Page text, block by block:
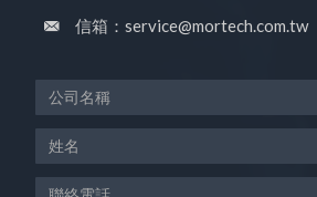
信箱：service@mortech.com.tw